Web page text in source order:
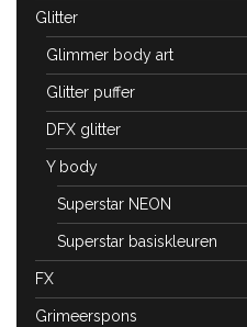
Glitter
Glimmer body art
Glitter puffer
DFX glitter
Y body
Superstar NEON
Superstar basiskleuren
FX
Grimeerspons